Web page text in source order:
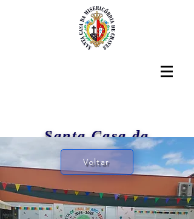
Santa Casa da
Misericórdia de Chaves
Voltar